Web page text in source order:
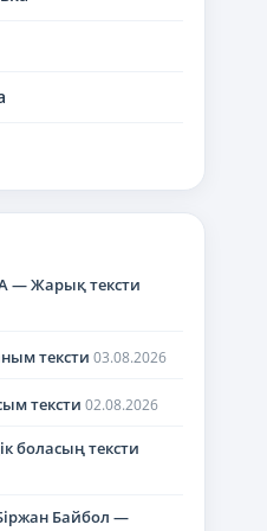
— Жарық тексти
тексти 03.08.2026
тексти 02.08.2026
боласың тексти
Байбол —